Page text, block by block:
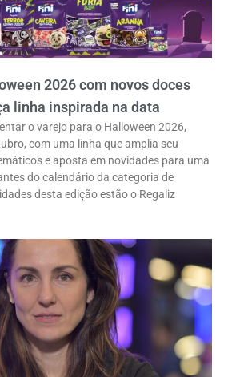
2026 com novos doces
linha inspirada na data
o varejo para o Halloween 2026,
com uma linha que amplia seu
e aposta em novidades para uma
do calendário da categoria de
desta edição estão o Regaliz